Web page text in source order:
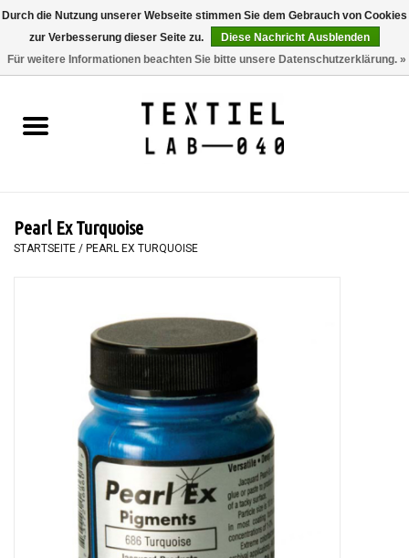
0 Artikel - €0,00
BÜCHER
MALEN
WORKSHOPS
WERKZEUGE
Pearl Ex Turquoise
STARTSEITE / PEARL EX TURQUOISE
Durch die Nutzung unserer Webseite stimmen Sie dem Gebrauch von Cookies
zur Verbesserung dieser Seite zu.
Diese Nachricht Ausblenden
Für weitere Informationen beachten Sie bitte unsere Datenschutzerklärung. »